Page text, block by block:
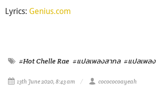
Lyrics: Genius.com
#Hot Chelle Rae #แปลเพลงสากล #แปลเพลง
13th June 2020, 8:43 am cocococoayeah